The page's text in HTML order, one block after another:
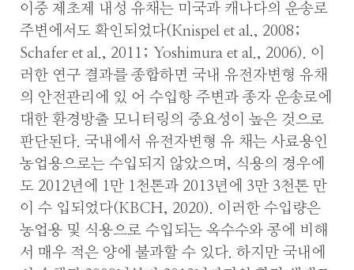
이중 제초제 내성 유채는 미국과 캐나다의 운송로
주변에서도 확인되었다(Knispel et al., 2008;
Schafer et al., 2011; Yoshimura et al., 2006). 이
러한 연구 결과를 종합하면 국내 유전자변형 유채
의 안전관리에 있 어 수입항 주변과 종자 운송로에
대한 환경방출 모니터링의 중요성이 높은 것으로
판단된다. 국내에서 유전자변형 유 채는 사료용인
농업용으로는 수입되지 않았으며, 식용의 경우에
도 2012년에 1만 1천톤과 2013년에 3만 3천톤 만
이 수 입되었다(KBCH, 2020). 이러한 수입량은
농업용 및 식용으로 수입되는 옥수수와 콩에 비해
서 매우 적은 양에 불과할 수 있다. 하지만 국내에